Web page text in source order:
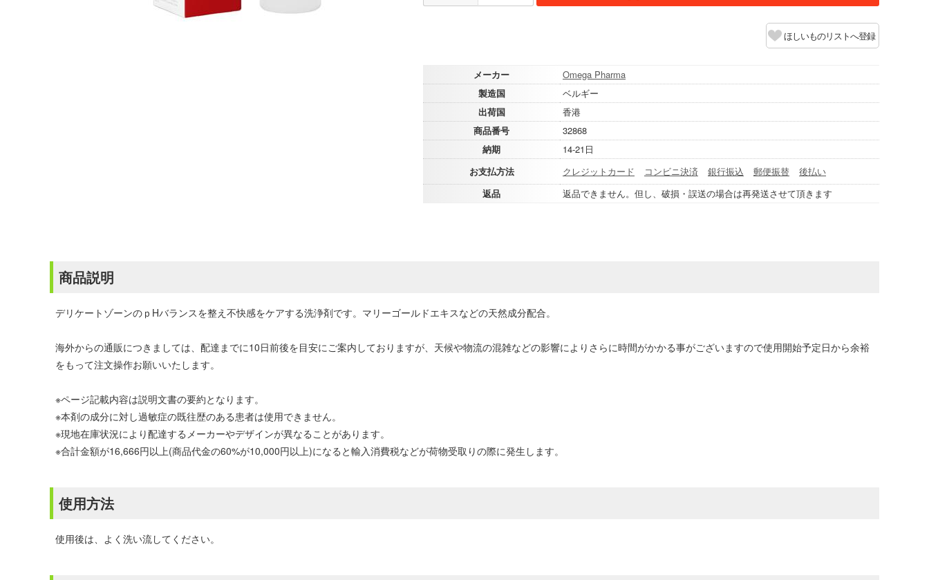
ほしいものリストへ登録
メーカー
Omega Pharma
製造国
ベルギー
出荷国
香港
商品番号
32868
納期
14-21日
お支払方法
クレジットカード コンビニ決済 銀行振込 郵便振替
後払い
返品
返品できません。但し、破損・誤送の場合は再発送させて頂きます
商品説明
デリケートゾーンのｐHバランスを整え不快感をケアする洗浄剤です。マリーゴールドエキスなどの天然成分配合。
海外からの通販につきましては、配達までに10日前後を目安にご案内しておりますが、天候や物流の混雑などの影響によりさらに時間がかかる事がございますので使用開始予定日から余裕
をもって注文操作お願いいたします。
※ページ記載内容は説明文書の要約となります。
※本剤の成分に対し過敏症の既往歴のある患者は使用できません。
※現地在庫状況により配達するメーカーやデザインが異なることがあります。
※合計金額が16,666円以上(商品代金の60%が10,000円以上)になると輸入消費税などが荷物受取りの際に発生します。
使用方法
使用後は、よく洗い流してください。